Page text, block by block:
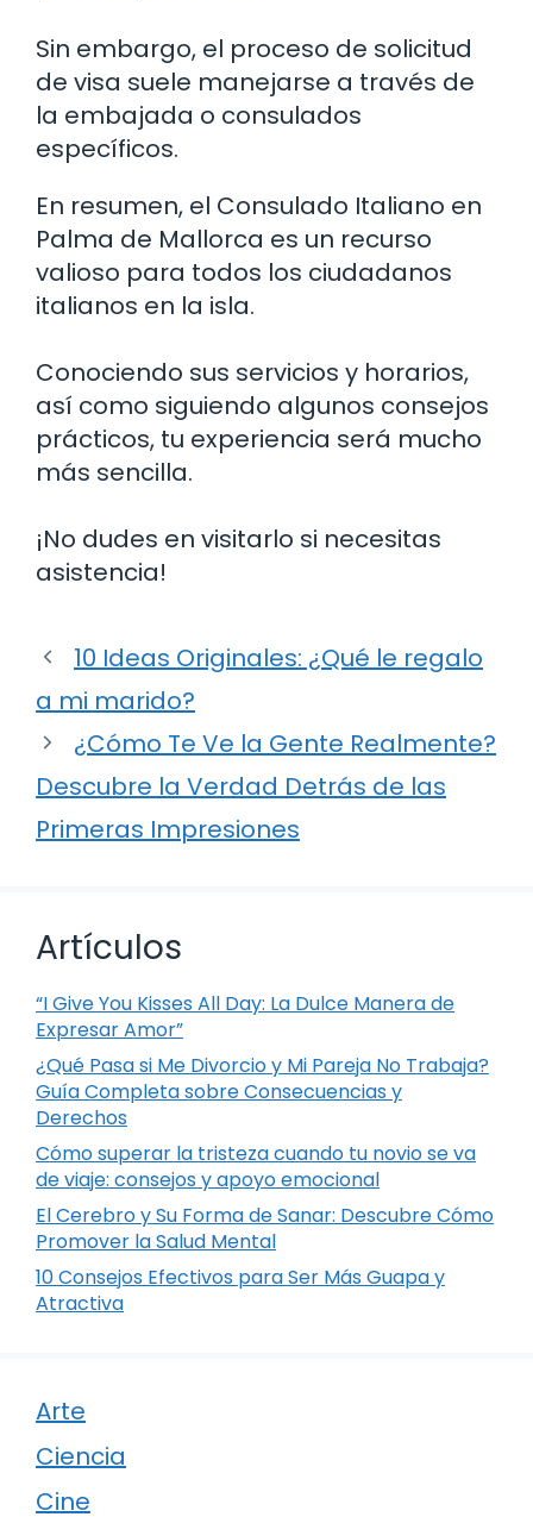
Sin embargo, el proceso de solicitud
de visa suele manejarse a través de
la embajada o consulados
específicos.
En resumen, el Consulado Italiano en
Palma de Mallorca es un recurso
valioso para todos los ciudadanos
italianos en la isla.
Conociendo sus servicios y horarios,
así como siguiendo algunos consejos
prácticos, tu experiencia será mucho
más sencilla.
¡No dudes en visitarlo si necesitas
asistencia!
10 Ideas Originales: ¿Qué le regalo
a mi marido?
¿Cómo Te Ve la Gente Realmente?
Descubre la Verdad Detrás de las
Primeras Impresiones
Artículos
“I Give You Kisses All Day: La Dulce Manera de
Expresar Amor”
¿Qué Pasa si Me Divorcio y Mi Pareja No Trabaja?
Guía Completa sobre Consecuencias y
Derechos
Cómo superar la tristeza cuando tu novio se va
de viaje: consejos y apoyo emocional
El Cerebro y Su Forma de Sanar: Descubre Cómo
Promover la Salud Mental
10 Consejos Efectivos para Ser Más Guapa y
Atractiva
Arte
Ciencia
Cine